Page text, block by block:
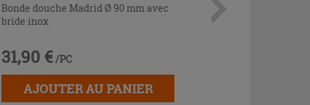
Bonde douche Madrid Ø 90 mm avec
bride inox
31,90 € /PC
AJOUTER AU PANIER